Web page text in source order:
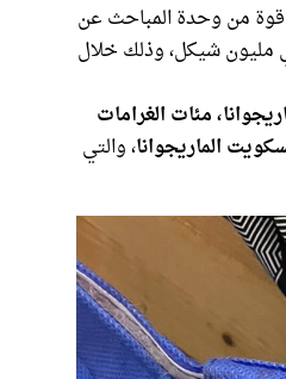
قوة من وحدة المباحث عن
مليون شيكل، وذلك خلال
من الماريجوانا، مئات الغرامات
الماريجوانا، والتي